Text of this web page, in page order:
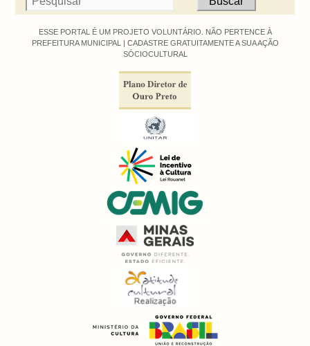
ESSE PORTAL É UM PROJETO VOLUNTÁRIO. NÃO PERTENCE À
PREFEITURA MUNICIPAL | CADASTRE GRATUITAMENTE A SUA AÇÃO
SÓCIOCULTURAL